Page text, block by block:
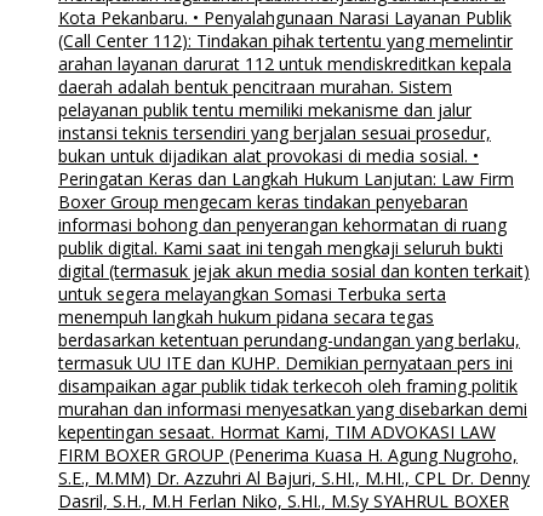
Kota Pekanbaru. • Penyalahgunaan Narasi Layanan Publik
(Call Center 112): Tindakan pihak tertentu yang memelintir
arahan layanan darurat 112 untuk mendiskreditkan kepala
daerah adalah bentuk pencitraan murahan. Sistem
pelayanan publik tentu memiliki mekanisme dan jalur
instansi teknis tersendiri yang berjalan sesuai prosedur,
bukan untuk dijadikan alat provokasi di media sosial. •
Peringatan Keras dan Langkah Hukum Lanjutan: Law Firm
Boxer Group mengecam keras tindakan penyebaran
informasi bohong dan penyerangan kehormatan di ruang
publik digital. Kami saat ini tengah mengkaji seluruh bukti
digital (termasuk jejak akun media sosial dan konten terkait)
untuk segera melayangkan Somasi Terbuka serta
menempuh langkah hukum pidana secara tegas
berdasarkan ketentuan perundang-undangan yang berlaku,
termasuk UU ITE dan KUHP. Demikian pernyataan pers ini
disampaikan agar publik tidak terkecoh oleh framing politik
murahan dan informasi menyesatkan yang disebarkan demi
kepentingan sesaat. Hormat Kami, TIM ADVOKASI LAW
FIRM BOXER GROUP (Penerima Kuasa H. Agung Nugroho,
S.E., M.MM) Dr. Azzuhri Al Bajuri, S.HI., M.HI., CPL Dr. Denny
Dasril, S.H., M.H Ferlan Niko, S.HI., M.Sy SYAHRUL BOXER